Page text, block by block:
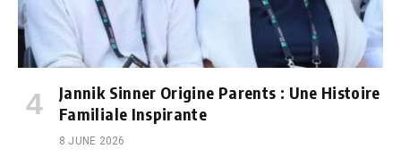
Jannik Sinner Origine Parents : Une Histoire
Familiale Inspirante
8 JUNE 2026